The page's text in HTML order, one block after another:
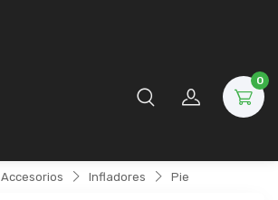
0
Accesorios Infladores Pie